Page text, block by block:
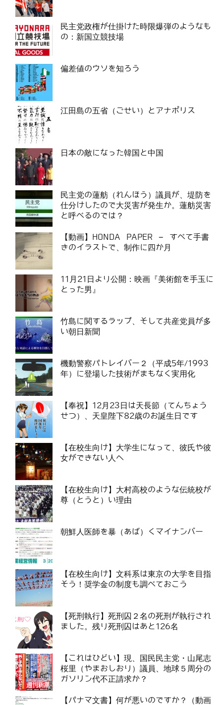
民主党政権が仕掛けた時限爆弾のようなも
の：新国立競技場
偏差値のウソを知ろう
江田島の五省（ごせい）とアナポリス
日本の敵になった韓国と中国
民主党の蓮舫（れんほう）議員が、堤防を
仕分けしたので大災害が発生か。蓮舫災害
と呼べるのでは？
【動画】HONDA PAPER – すべて手書
きのイラストで、制作に四か月
11月21日より公開：映画『美術館を手玉に
とった男』
竹島に関するラップ、そして共産党員が多
い朝日新聞
機動警察パトレイバー２（平成5年/1993
年）に登場した技術がまもなく実用化
【奉祝】12月23日は天長節（てんちょう
せつ）、天皇陛下82歳のお誕生日です
【在校生向け】大学生になって、彼氏や彼
女ができない人へ
【在校生向け】大村高校のような伝統校が
尊（とうと）い理由
朝鮮人医師を暴（あば）くマイナンバー
【在校生向け】文科系は東京の大学を目指
そう！奨学金の制度も調べておこう
【死刑執行】死刑囚２名の死刑が執行され
ました。残り死刑囚はあと126名
【これはひどい】現、国民民主党・山尾志
桜里（やまおしおり）議員、地球５周分の
ガソリン代不正請求か？
【パナマ文書】何が悪いのですか？（動画